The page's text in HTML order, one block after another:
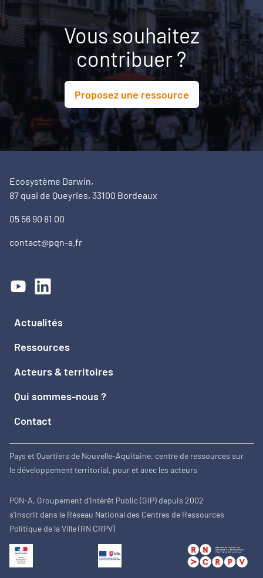
Vous souhaitez
contribuer ?
Proposez une ressource
Ecosystème Darwin,
87 quai de Queyries, 33100 Bordeaux
05 56 90 81 00
contact@pqn-a.fr
Actualités
Ressources
Acteurs & territoires
Qui sommes-nous ?
Contact
Pays et Quartiers de Nouvelle-Aquitaine, centre de ressources sur
le développement territorial, pour et avec les acteurs
PQN-A, Groupement d'Intérêt Public (GIP) depuis 2002
s'inscrit dans le Réseau National des Centres de Ressources
Politique de la Ville (RN CRPV)